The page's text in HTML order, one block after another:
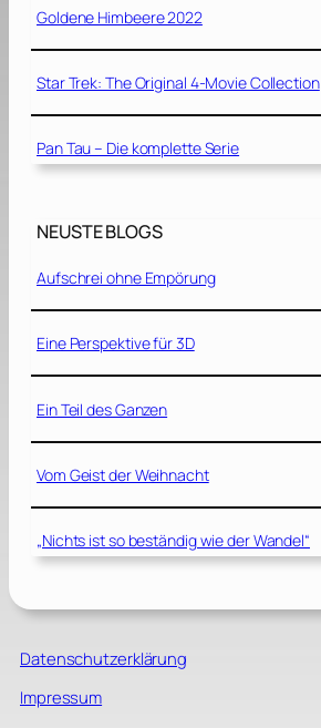
Goldene Himbeere 2022
Star Trek: The Original 4-Movie Collection
Pan Tau – Die komplette Serie
NEUSTE BLOGS
Aufschrei ohne Empörung
Eine Perspektive für 3D
Ein Teil des Ganzen
Vom Geist der Weihnacht
„Nichts ist so beständig wie der Wandel“
Datenschutzerklärung
Impressum